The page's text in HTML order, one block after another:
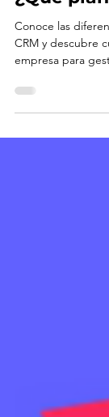
19 mar 5 min de
monday CRM
¿Qué
CRM y descubre